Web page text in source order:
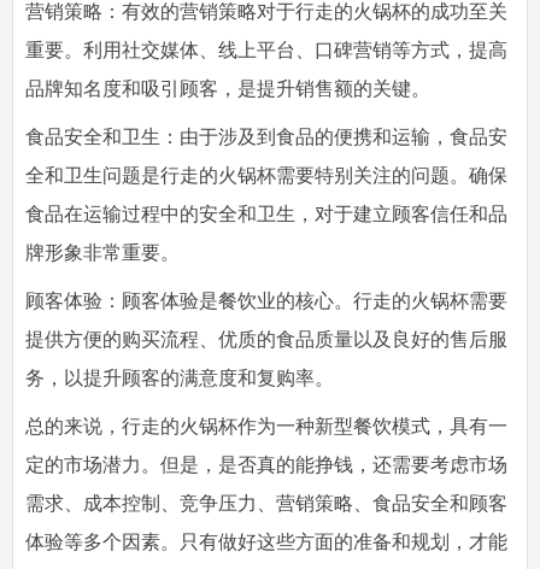
营销策略：有效的营销策略对于行走的火锅杯的成功至关
重要。利用社交媒体、线上平台、口碑营销等方式，提高
品牌知名度和吸引顾客，是提升销售额的关键。
食品安全和卫生：由于涉及到食品的便携和运输，食品安
全和卫生问题是行走的火锅杯需要特别关注的问题。确保
食品在运输过程中的安全和卫生，对于建立顾客信任和品
牌形象非常重要。
顾客体验：顾客体验是餐饮业的核心。行走的火锅杯需要
提供方便的购买流程、优质的食品质量以及良好的售后服
务，以提升顾客的满意度和复购率。
总的来说，行走的火锅杯作为一种新型餐饮模式，具有一
定的市场潜力。但是，是否真的能挣钱，还需要考虑市场
需求、成本控制、竞争压力、营销策略、食品安全和顾客
体验等多个因素。只有做好这些方面的准备和规划，才能